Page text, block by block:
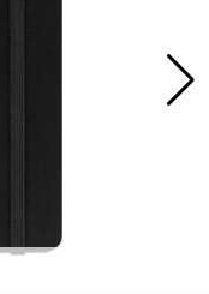
Ruled Classic